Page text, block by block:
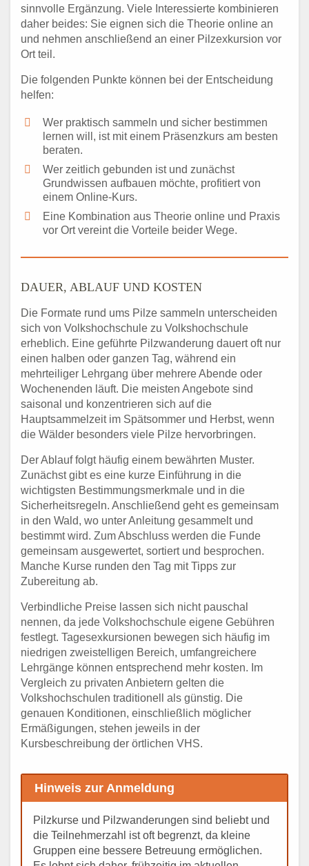
sinnvolle Ergänzung. Viele Interessierte kombinieren
daher beides: Sie eignen sich die Theorie online an
und nehmen anschließend an einer Pilzexkursion vor
Ort teil.
Die folgenden Punkte können bei der Entscheidung
helfen:
Wer praktisch sammeln und sicher bestimmen
lernen will, ist mit einem Präsenzkurs am besten
beraten.
Wer zeitlich gebunden ist und zunächst
Grundwissen aufbauen möchte, profitiert von
einem Online-Kurs.
Eine Kombination aus Theorie online und Praxis
vor Ort vereint die Vorteile beider Wege.
DAUER, ABLAUF UND KOSTEN
Die Formate rund ums Pilze sammeln unterscheiden
sich von Volkshochschule zu Volkshochschule
erheblich. Eine geführte Pilzwanderung dauert oft nur
einen halben oder ganzen Tag, während ein
mehrteiliger Lehrgang über mehrere Abende oder
Wochenenden läuft. Die meisten Angebote sind
saisonal und konzentrieren sich auf die
Hauptsammelzeit im Spätsommer und Herbst, wenn
die Wälder besonders viele Pilze hervorbringen.
Der Ablauf folgt häufig einem bewährten Muster.
Zunächst gibt es eine kurze Einführung in die
wichtigsten Bestimmungsmerkmale und in die
Sicherheitsregeln. Anschließend geht es gemeinsam
in den Wald, wo unter Anleitung gesammelt und
bestimmt wird. Zum Abschluss werden die Funde
gemeinsam ausgewertet, sortiert und besprochen.
Manche Kurse runden den Tag mit Tipps zur
Zubereitung ab.
Verbindliche Preise lassen sich nicht pauschal
nennen, da jede Volkshochschule eigene Gebühren
festlegt. Tagesexkursionen bewegen sich häufig im
niedrigen zweistelligen Bereich, umfangreichere
Lehrgänge können entsprechend mehr kosten. Im
Vergleich zu privaten Anbietern gelten die
Volkshochschulen traditionell als günstig. Die
genauen Konditionen, einschließlich möglicher
Ermäßigungen, stehen jeweils in der
Kursbeschreibung der örtlichen VHS.
Hinweis zur Anmeldung
Pilzkurse und Pilzwanderungen sind beliebt und
die Teilnehmerzahl ist oft begrenzt, da kleine
Gruppen eine bessere Betreuung ermöglichen.